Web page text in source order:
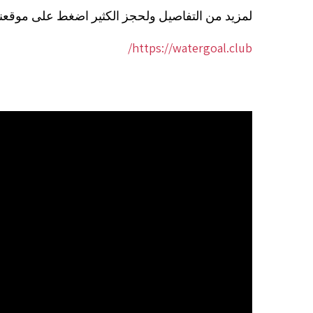
لمزيد من التفاصيل ولحجز الكثير اضغط على
https://watergoal.club/